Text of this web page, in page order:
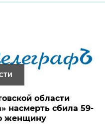
области
насмерть сбила 59-
женщину